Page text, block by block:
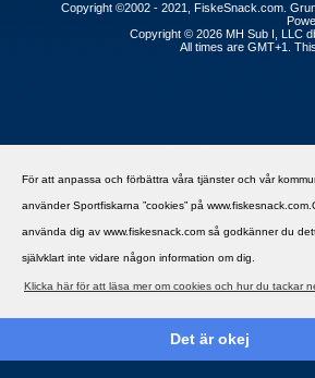
För att anpassa och förbättra våra tjänster och vår
använder Sportfiskarna ”cookies” på
använda dig av www.fiskesnack.com så godkänner du
självklart inte vidare någon information om dig.
Klicka här för att läsa mer om cookies och hur du tackar
Det är okej
Copyright ©2002 - 2021, FiskeSnack.com.
Copyright © 2026 MH Sub I, LLC
All times are GMT+1.